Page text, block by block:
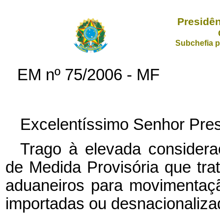
Subchefia
EM nº 75/2006 - MF
Excelentíssimo Senhor
Trago à elevada
de Medida Provisória que
aduaneiros para
importadas ou